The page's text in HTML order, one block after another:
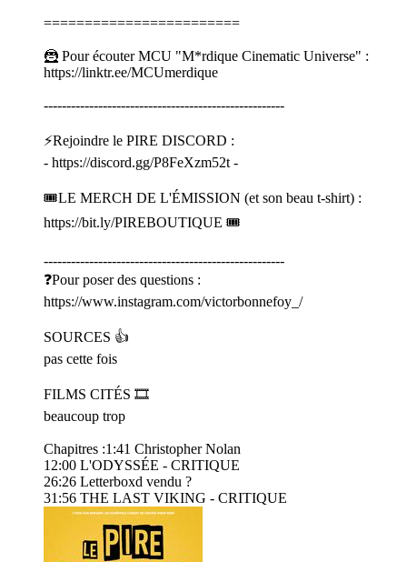
========================
🦹 Pour écouter MCU "M*rdique Cinematic Universe" :
⁠⁠⁠⁠⁠⁠⁠⁠⁠⁠⁠⁠⁠⁠⁠⁠⁠⁠⁠⁠⁠⁠⁠⁠⁠⁠⁠⁠⁠⁠⁠⁠⁠⁠⁠⁠⁠⁠⁠⁠⁠⁠⁠⁠⁠⁠⁠⁠⁠⁠⁠⁠⁠⁠⁠⁠⁠⁠⁠⁠⁠⁠⁠⁠⁠⁠⁠⁠⁠⁠⁠⁠⁠⁠⁠⁠⁠⁠⁠⁠⁠⁠⁠⁠⁠⁠⁠⁠⁠⁠⁠⁠⁠⁠⁠⁠⁠⁠⁠⁠⁠⁠⁠⁠⁠⁠⁠⁠⁠⁠⁠⁠⁠⁠⁠⁠⁠⁠⁠⁠⁠⁠⁠⁠https://linktr.ee/MCUmerdique⁠⁠⁠⁠⁠⁠⁠⁠⁠⁠⁠⁠⁠⁠⁠⁠⁠⁠⁠⁠⁠⁠⁠⁠⁠⁠⁠⁠⁠⁠⁠⁠⁠⁠⁠⁠⁠⁠⁠⁠⁠⁠⁠⁠⁠⁠⁠⁠⁠⁠⁠⁠⁠⁠⁠⁠⁠⁠⁠⁠⁠⁠⁠⁠⁠⁠⁠⁠⁠⁠⁠⁠⁠⁠⁠⁠⁠⁠⁠⁠⁠⁠⁠⁠⁠⁠⁠⁠⁠⁠⁠⁠⁠⁠⁠⁠⁠⁠⁠⁠⁠⁠⁠⁠⁠⁠⁠⁠⁠⁠⁠⁠⁠⁠⁠⁠⁠⁠⁠⁠⁠⁠⁠⁠
-----------------------------------------------------
⚡Rejoindre le PIRE DISCORD :
- ⁠⁠⁠⁠⁠⁠⁠⁠⁠⁠⁠⁠⁠⁠⁠⁠⁠⁠⁠⁠⁠⁠⁠⁠⁠⁠⁠⁠⁠⁠⁠⁠⁠⁠⁠⁠⁠⁠⁠⁠⁠⁠⁠⁠⁠⁠⁠⁠⁠⁠⁠⁠⁠⁠⁠⁠⁠⁠⁠⁠⁠⁠⁠⁠⁠⁠⁠⁠⁠⁠⁠⁠⁠⁠⁠⁠⁠⁠⁠⁠⁠⁠⁠⁠⁠⁠⁠⁠⁠⁠⁠⁠⁠⁠⁠⁠⁠⁠⁠⁠⁠⁠⁠⁠⁠⁠⁠⁠⁠⁠⁠⁠⁠⁠⁠⁠⁠⁠⁠⁠⁠⁠⁠⁠https://discord.gg/P8FeXzm52t⁠⁠⁠⁠⁠⁠⁠⁠⁠⁠⁠⁠⁠⁠⁠⁠⁠⁠⁠⁠⁠⁠⁠⁠⁠⁠⁠⁠⁠⁠⁠⁠⁠⁠⁠⁠⁠⁠⁠⁠⁠⁠⁠⁠⁠⁠⁠⁠⁠⁠⁠⁠⁠⁠⁠⁠⁠⁠⁠⁠⁠⁠⁠⁠⁠⁠⁠⁠⁠⁠⁠⁠⁠⁠⁠⁠⁠⁠⁠⁠⁠⁠⁠⁠⁠⁠⁠⁠⁠⁠⁠⁠⁠⁠⁠⁠⁠⁠⁠⁠⁠⁠⁠⁠⁠⁠⁠⁠⁠⁠⁠⁠⁠⁠⁠⁠⁠⁠⁠⁠⁠⁠⁠⁠ -
🎟️LE MERCH DE L'ÉMISSION (et son beau t-shirt) :
⁠⁠⁠⁠⁠⁠⁠⁠⁠⁠⁠⁠⁠⁠⁠⁠⁠⁠⁠⁠⁠⁠⁠⁠⁠⁠⁠⁠⁠⁠⁠⁠⁠⁠⁠⁠⁠⁠⁠⁠⁠⁠⁠⁠⁠⁠⁠⁠⁠⁠⁠⁠⁠⁠⁠⁠⁠⁠⁠⁠⁠⁠⁠⁠⁠⁠⁠⁠⁠⁠⁠⁠⁠⁠⁠⁠⁠⁠⁠⁠⁠⁠⁠⁠⁠⁠⁠⁠⁠⁠⁠⁠⁠⁠⁠⁠⁠⁠⁠⁠⁠⁠⁠⁠⁠⁠⁠⁠⁠⁠⁠⁠⁠⁠⁠⁠⁠⁠⁠⁠⁠⁠⁠⁠https://bit.ly/PIREBOUTIQUE⁠⁠⁠⁠⁠⁠⁠⁠⁠⁠⁠⁠⁠⁠⁠⁠⁠⁠⁠⁠⁠⁠⁠⁠⁠⁠⁠⁠⁠⁠⁠⁠⁠⁠⁠⁠⁠⁠⁠⁠⁠⁠⁠⁠⁠⁠⁠⁠⁠⁠⁠⁠⁠⁠⁠⁠⁠⁠⁠⁠⁠⁠⁠⁠⁠⁠⁠⁠⁠⁠⁠⁠⁠⁠⁠⁠⁠⁠⁠⁠⁠⁠⁠⁠⁠⁠⁠⁠⁠⁠⁠⁠⁠⁠⁠⁠⁠⁠⁠⁠⁠⁠⁠⁠⁠⁠⁠⁠⁠⁠⁠⁠⁠⁠⁠⁠⁠⁠⁠⁠⁠⁠⁠⁠ 🎟️
-----------------------------------------------------
❓Pour poser des questions :
⁠⁠⁠⁠⁠⁠⁠⁠⁠⁠⁠⁠⁠⁠⁠⁠⁠⁠⁠⁠⁠⁠⁠⁠⁠⁠⁠⁠⁠⁠⁠⁠⁠⁠⁠⁠⁠⁠⁠⁠⁠⁠⁠⁠⁠⁠⁠⁠⁠⁠⁠⁠⁠⁠⁠⁠⁠⁠⁠⁠⁠⁠⁠⁠⁠⁠⁠⁠⁠⁠⁠⁠⁠⁠⁠⁠⁠⁠⁠⁠⁠⁠⁠⁠⁠⁠⁠⁠⁠⁠⁠⁠⁠⁠⁠⁠⁠⁠⁠⁠⁠⁠⁠⁠⁠⁠⁠⁠⁠⁠⁠⁠⁠⁠⁠⁠⁠⁠⁠⁠⁠⁠⁠⁠https://www.instagram.com/victorbonnefoy_/⁠⁠⁠⁠⁠⁠⁠⁠⁠⁠⁠⁠⁠⁠⁠⁠⁠⁠⁠⁠⁠⁠⁠⁠⁠⁠⁠⁠⁠⁠⁠⁠⁠⁠⁠⁠⁠⁠⁠⁠⁠⁠⁠⁠⁠⁠⁠⁠⁠⁠⁠⁠⁠⁠⁠⁠⁠⁠⁠⁠⁠⁠⁠⁠⁠⁠⁠⁠⁠⁠⁠⁠⁠⁠⁠⁠⁠⁠⁠⁠⁠⁠⁠⁠⁠⁠⁠⁠⁠⁠⁠⁠⁠⁠⁠⁠⁠⁠⁠⁠⁠⁠⁠⁠⁠⁠⁠⁠⁠⁠⁠⁠⁠⁠⁠⁠⁠⁠⁠⁠⁠⁠⁠⁠
SOURCES 👍
pas cette fois
FILMS CITÉS 🎞️
beaucoup trop
Chapitres :1:41 Christopher Nolan
12:00 L'ODYSSÉE - CRITIQUE
26:26 Letterboxd vendu ?
31:56 THE LAST VIKING - CRITIQUE